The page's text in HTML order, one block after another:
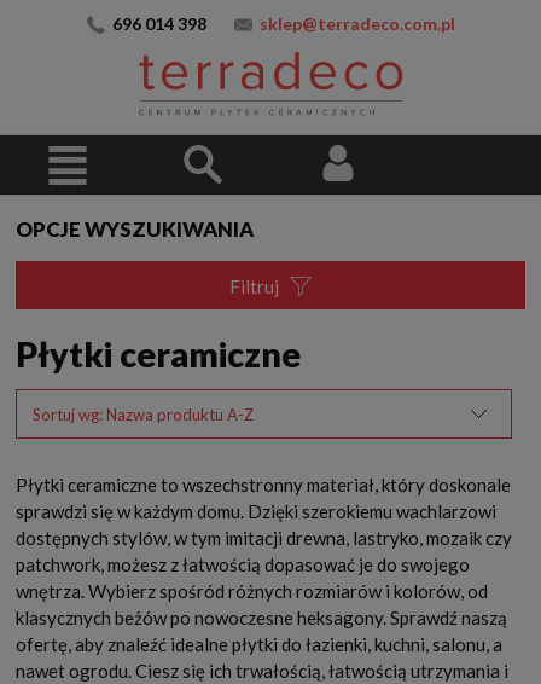
696 014 398 sklep@terradeco.com.pl
OPCJE WYSZUKIWANIA
Filtruj
Płytki ceramiczne
Sortuj wg: Nazwa produktu A-Z
Płytki ceramiczne to wszechstronny materiał, który doskonale
sprawdzi się w każdym domu. Dzięki szerokiemu wachlarzowi
dostępnych stylów, w tym imitacji drewna, lastryko, mozaik czy
patchwork, możesz z łatwością dopasować je do swojego
wnętrza. Wybierz spośród różnych rozmiarów i kolorów, od
klasycznych beżów po nowoczesne heksagony. Sprawdź naszą
ofertę, aby znaleźć idealne płytki do łazienki, kuchni, salonu, a
nawet ogrodu. Ciesz się ich trwałością, łatwością utrzymania i